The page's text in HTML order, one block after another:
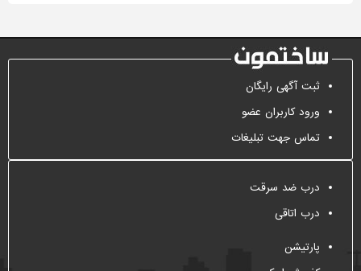
ثبت آگهی رایگان
ورود کاربران عضو
تماس جهت تبلیغات
درب ضد سرقت
درب اتاقی
پارتیشن